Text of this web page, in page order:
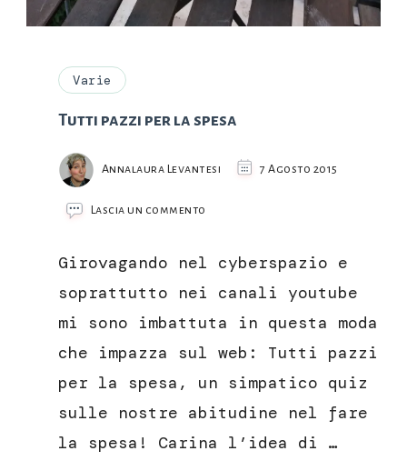
Varie
Tutti pazzi per la spesa
Annalaura Levantesi 7 Agosto 2015
Lascia un commento
per
Girovagando nel cyberspazio e
soprattutto nei canali youtube
mi sono imbattuta in questa moda
che impazza sul web: Tutti pazzi
per la spesa, un simpatico quiz
sulle nostre abitudine nel fare
la spesa! Carina l’idea di …